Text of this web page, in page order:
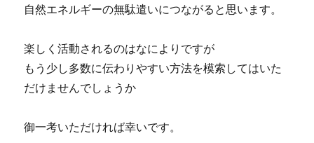
自然エネルギーの無駄遣いにつながると思います。
楽しく活動されるのはなによりですが
もう少し多数に伝わりやすい方法を模索してはいた
だけませんでしょうか
御一考いただければ幸いです。